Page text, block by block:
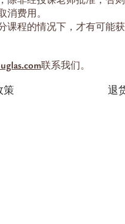
费用。
程的情况下，才有可能获
联系我们。
策 退